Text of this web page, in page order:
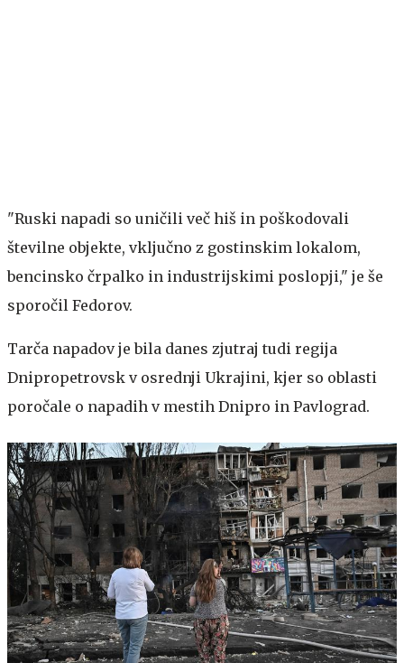
"Ruski napadi so uničili več hiš in poškodovali
številne objekte, vključno z gostinskim lokalom,
bencinsko črpalko in industrijskimi poslopji," je še
sporočil Fedorov.
Tarča napadov je bila danes zjutraj tudi regija
Dnipropetrovsk v osrednji Ukrajini, kjer so oblasti
poročale o napadih v mestih Dnipro in Pavlograd.